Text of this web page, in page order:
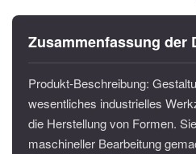
Zusammenfassung der
Produkt-Beschreibung:
wesentliches industrielles
die Herstellung von Formen.
maschineller Bearbeitung